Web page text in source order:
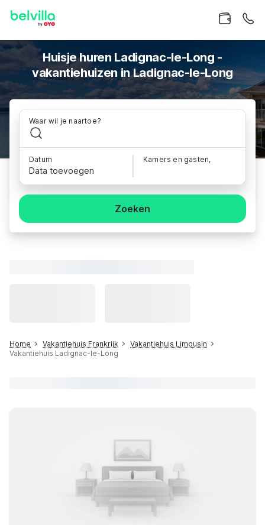
Huisje huren Ladignac-le-Long -
vakantiehuizen in Ladignac-le-Long
Waar wil je naartoe?
Datum
Data toevoegen
Kamers en gasten,
Zoeken
Home Vakantiehuis Frankrijk
Vakantiehuis Limousin
Vakantiehuis Ladignac-le-Long